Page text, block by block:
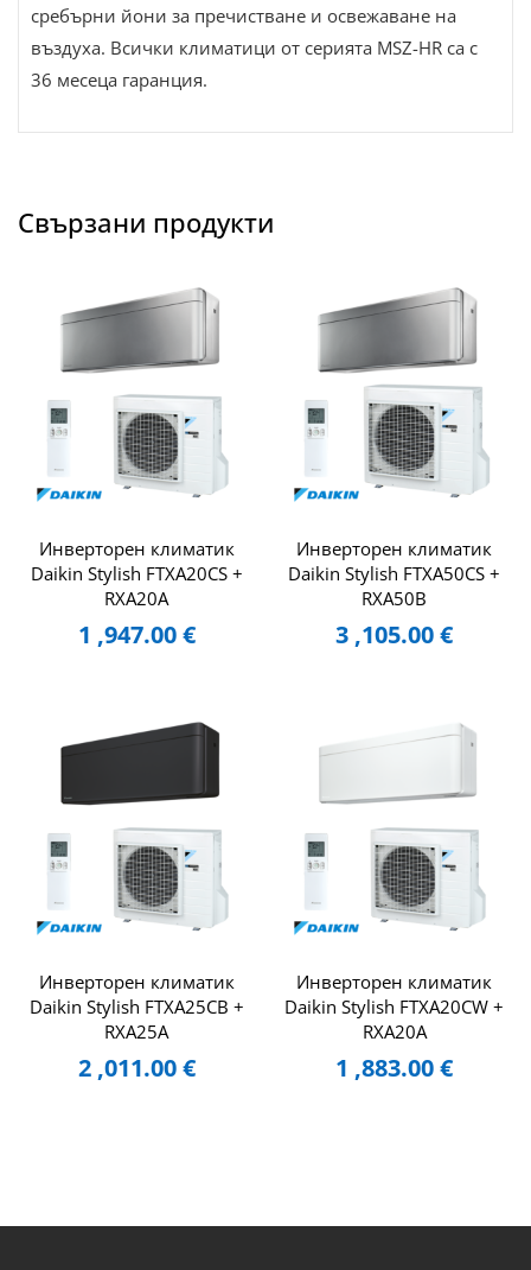
сребърни йони за пречистване и освежаване на
въздуха. Всички климатици от серията MSZ-HR са с
36 месеца гаранция.
Свързани продукти
Инверторен климатик
Daikin Stylish FTXA20CS +
RXA20A
1 ,947.00€
Инверторен климатик
Daikin Stylish FTXA50CS +
RXA50B
3 ,105.00€
Инверторен климатик
Daikin Stylish FTXA25CB +
RXA25A
2 ,011.00€
Инверторен климатик
Daikin Stylish FTXA20CW +
RXA20A
1 ,883.00€